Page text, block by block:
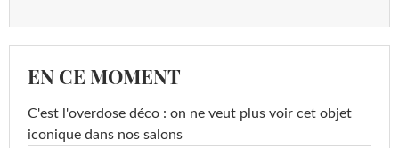
EN CE MOMENT
C'est l'overdose déco : on ne veut plus voir cet objet
iconique dans nos salons